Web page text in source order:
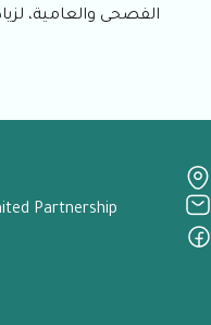
الفصحى والعامية،
Partnership